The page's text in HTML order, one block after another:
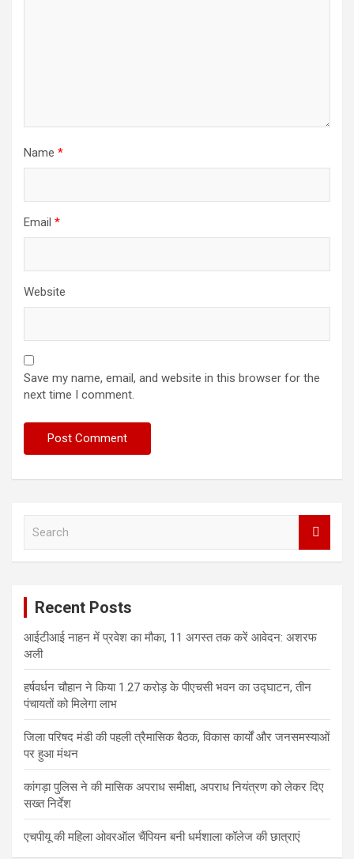
Name *
Email *
Website
Save my name, email, and website in this browser for the
next time I comment.
Recent Posts
आईटीआई नाहन में प्रवेश का मौका, 11 अगस्त तक करें आवेदन: अशरफ
अली
हर्षवर्धन चौहान ने किया 1.27 करोड़ के पीएचसी भवन का उद्घाटन, तीन
पंचायतों को मिलेगा लाभ
जिला परिषद मंडी की पहली त्रैमासिक बैठक, विकास कार्यों और जनसमस्याओं
पर हुआ मंथन
कांगड़ा पुलिस ने की मासिक अपराध समीक्षा, अपराध नियंत्रण को लेकर दिए
सख्त निर्देश
एचपीयू की महिला ओवरऑल चैंपियन बनी धर्मशाला कॉलेज की छात्राएं